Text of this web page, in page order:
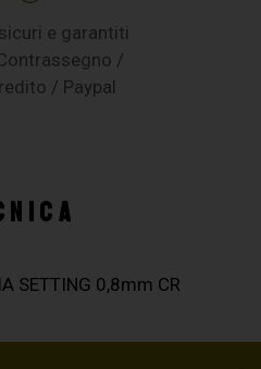
e garantiti
/
/ Paypal
SETTING 0,8mm CR